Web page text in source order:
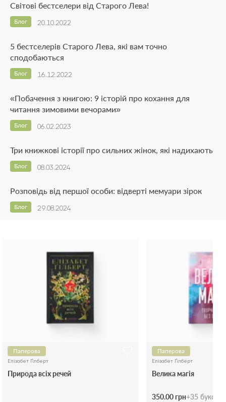
Світові бестселери від Старого Лева!
20.10.2022
Блог
5 бестселерів Старого Лева, які вам точно
сподобаються
16.12.2022
Блог
«Побачення з книгою: 9 історій про кохання для
читання зимовими вечорами»
06.02.2023
Блог
Три книжкові історії про сильних жінок, які надихають
08.03.2024
Блог
Розповідь від першої особи: відверті мемуари зірок
29.08.2024
Блог
Паперова
Елізабет Ґілберт
Природа всіх речей
Паперова
Елізабет Ґілберт
Велика магія
350.00 грн+35 буксів